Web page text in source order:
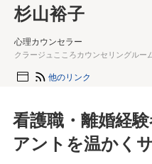
杉山裕子
心理カウンセラー
クラージュこころカウンセリングルー
他のリンク
看護職・離婚経
アントを温かく